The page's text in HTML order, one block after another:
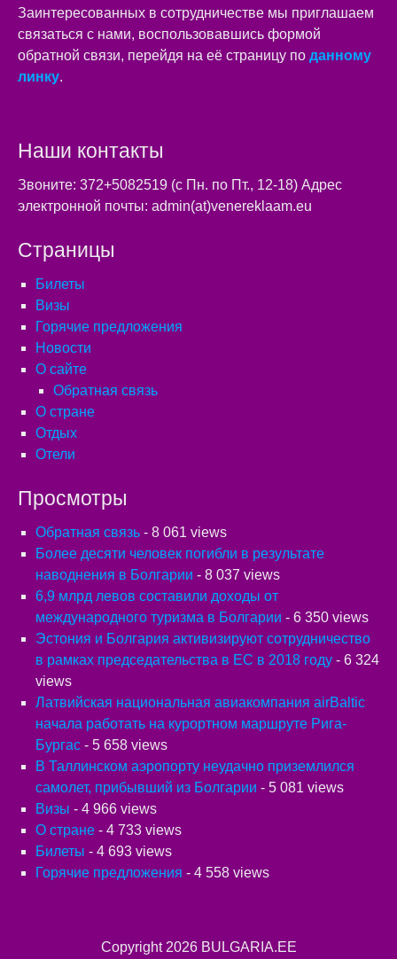
Заинтересованных в сотрудничестве мы приглашаем
связаться с нами, воспользовавшись формой
обратной связи, перейдя на её страницу по данному
линку.
Наши контакты
Звоните: 372+5082519 (с Пн. по Пт., 12-18) Адрес
электронной почты: admin(at)venereklaam.eu
Страницы
Билеты
Визы
Горячие предложения
Новости
О сайте
Обратная связь
О стране
Отдых
Отели
Просмотры
Обратная связь - 8 061 views
Более десяти человек погибли в результате
наводнения в Болгарии - 8 037 views
6,9 млрд левов составили доходы от
международного туризма в Болгарии - 6 350 views
Эстония и Болгария активизируют сотрудничество
в рамках председательства в ЕС в 2018 году - 6 324
views
Латвийская национальная авиакомпания airBaltic
начала работать на курортном маршруте Рига-
Бургас - 5 658 views
В Таллинском аэропорту неудачно приземлился
самолет, прибывший из Болгарии - 5 081 views
Визы - 4 966 views
О стране - 4 733 views
Билеты - 4 693 views
Горячие предложения - 4 558 views
Copyright 2026 BULGARIA.EE